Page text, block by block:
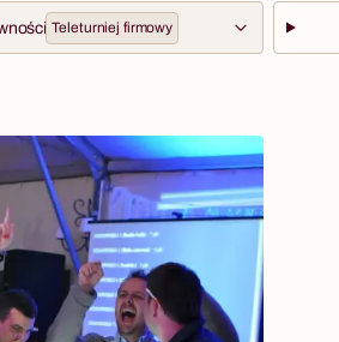
Teleturniej firmowy